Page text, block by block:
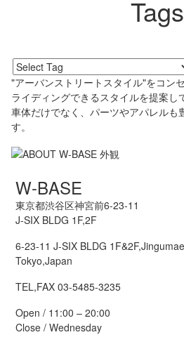
Tags
"アーバンストリートスタイル"をコン
ライディングできるスタイルを提案し
車体だけでなく、パーツやアパレルも
す。
W-BASE
東京都渋谷区神宮前6-23-11
J-SIX BLDG 1F,2F
6-23-11 J-SIX BLDG
Tokyo,Japan
TEL,FAX 03-5485-3235
Open / 11:00 – 20:00
Close / Wednesday